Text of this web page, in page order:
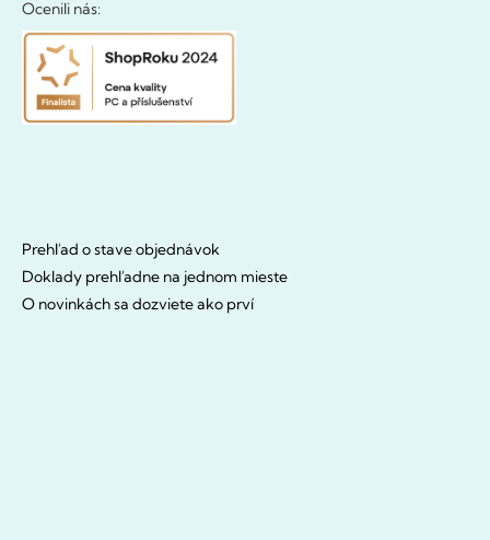
Ocenili nás:
Prehľad o stave objednávok
Doklady prehľadne na jednom mieste
O novinkách sa dozviete ako prví